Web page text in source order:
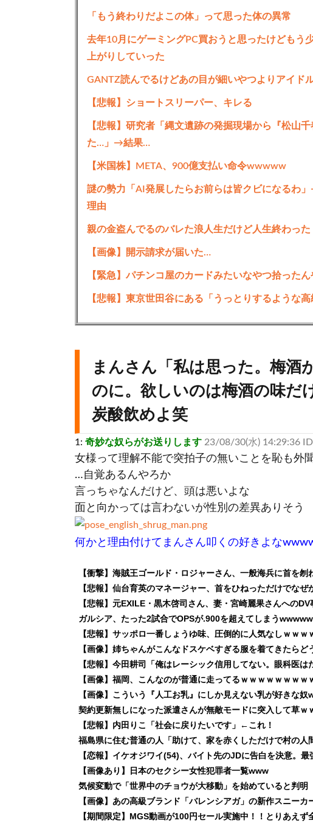
「もう終わりだよこの体」って思った体の異常
去年10月にゲーミングPC買おうと思ったけどもう
上がりしていった
GANTZ読んでるけどあの目が細いやつよりアイド
【悲報】ショートスリーパー、キレる
【悲報】研究者「縄文遺跡の発掘現場から『松山
た…」→結果…
【米国株】META、900億支払い命令wwwww
謎の勢力「AI発展したらお前らは皆クビになるわ
理由
親の金盗んでるのバレた浪人生だけど人生終わった
【画像】開示請求が届いた…
【緊急】パチンコ屋のカードみたいなやつ拾った
【悲報】東京世田谷にある「うっとりするような
まんさん「私は思った。梅酒
のに。欲しいのは梅酒の味だ
炭酸飲めよ笑
1: 奇妙な奴らがお送りします 23/08/30(水) 14:29:36
女様って理解不能で突拍子の無いことを恥も外
…自覚あるんやろか
言っちゃなんだけど、頭は悪いよな
面と向かっては言わないが性別の差異ありそう
何かと理由付けてまんさん叩くの好きよな
【衝撃】海賊王ゴールド・ロジャーさん、一般海兵に首を
【悲報】仙台育英のマネージャー、首をひねっただけでな
【悲報】元EXILE・黒木啓司さん、妻・宮崎麗果さんへの
ガルシア、たった2試合でOPSが.900を超えてしまう
【悲報】サッポロ一番しょうゆ味、圧倒的に人気なしｗｗｗ
【画像】姉ちゃんがこんなドスケベすぎる服を着てきたらど
【悲報】今田耕司「俺はレーシック信用してない。眼科医
【画像】福岡、こんなのが普通に走ってるｗｗｗｗｗｗｗｗ
【画像】こういう『人工お乳』にしか見えない乳が好きな奴
契約更新無しになった派遣さんが無敵モードに突入して草ｗ
【悲報】内田りこ「社会に戻りたいです」←これ！
福島県に住む普通の人「助けて、家を赤くしただけで村の人
【画像あり】日本のセクシー女性犯罪者一覧www
気候変動で「世界中のチョウが大移動」を始めていると判明
【画像】あの高級ブランド「バレンシアガ」の新作スニー
【期間限定】MGS動画が100円セール実施中！！とりあえず